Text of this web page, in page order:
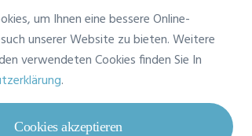
1910953
um Ihnen eine bessere Online-
unserer Website zu bieten. Weitere
verwendeten Cookies finden Sie In
.
Cookies akzeptieren